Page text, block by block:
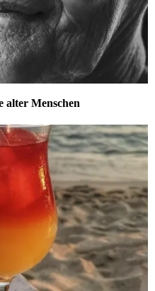
alter Menschen